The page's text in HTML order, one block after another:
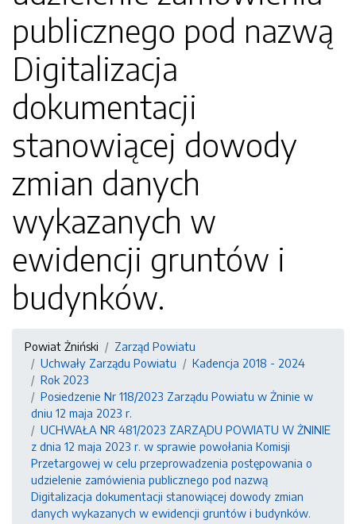
publicznego pod nazwą
Digitalizacja
dokumentacji
stanowiącej dowody
zmian danych
wykazanych w
ewidencji gruntów i
budynków.
Powiat Żniński
Zarząd Powiatu
Uchwały Zarządu Powiatu
Kadencja 2018 - 2024
Rok 2023
Posiedzenie Nr 118/2023 Zarządu Powiatu w Żninie w
dniu 12 maja 2023 r.
UCHWAŁA NR 481/2023 ZARZĄDU POWIATU W ŻNINIE
z dnia 12 maja 2023 r. w sprawie powołania Komisji
Przetargowej w celu przeprowadzenia postępowania o
udzielenie zamówienia publicznego pod nazwą
Digitalizacja dokumentacji stanowiącej dowody zmian
danych wykazanych w ewidencji gruntów i budynków.